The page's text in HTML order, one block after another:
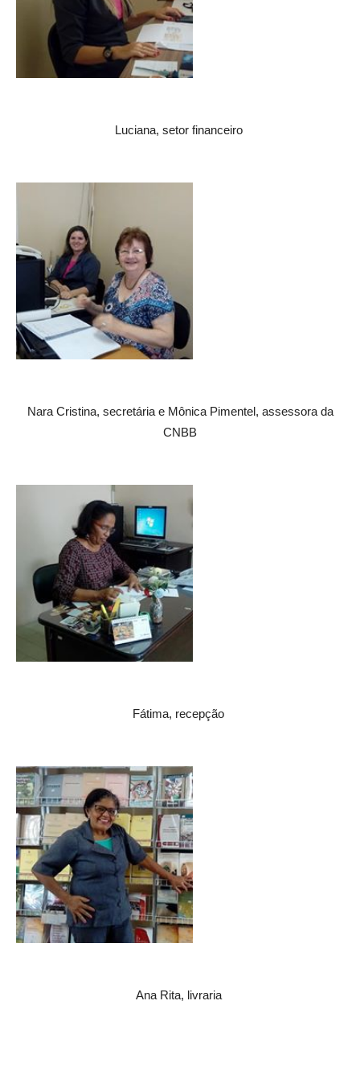
Luciana, setor financeiro
Nara Cristina, secretária e Mônica Pimentel, assessora da
CNBB
Fátima, recepção
Ana Rita, livraria